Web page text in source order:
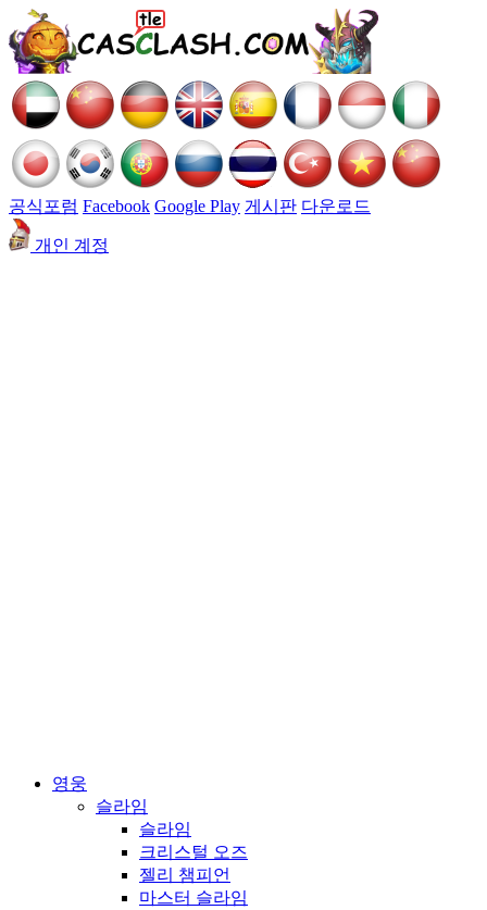
공식포럼 Facebook Google Play 게시판 다운로드
개인 계정
영웅
슬라임
슬라임
크리스털 오즈
젤리 챔피언
마스터 슬라임